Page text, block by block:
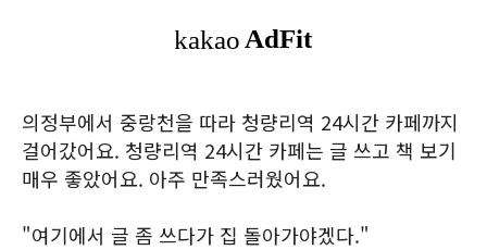
의정부에서 중랑천을 따라 청량리역 24시간 카페까지
걸어갔어요. 청량리역 24시간 카페는 글 쓰고 책 보기
매우 좋았어요. 아주 만족스러웠어요.
"여기에서 글 좀 쓰다가 집 돌아가야겠다."